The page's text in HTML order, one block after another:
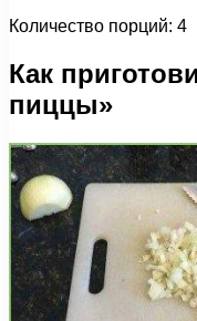
Количество порций: 4
Как
пиццы»